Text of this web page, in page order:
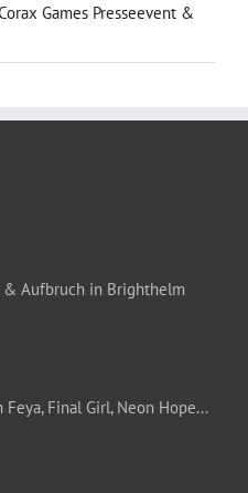
Games Presseevent &
& Aufbruch in Brighthelm
Final Girl, Neon Hope...